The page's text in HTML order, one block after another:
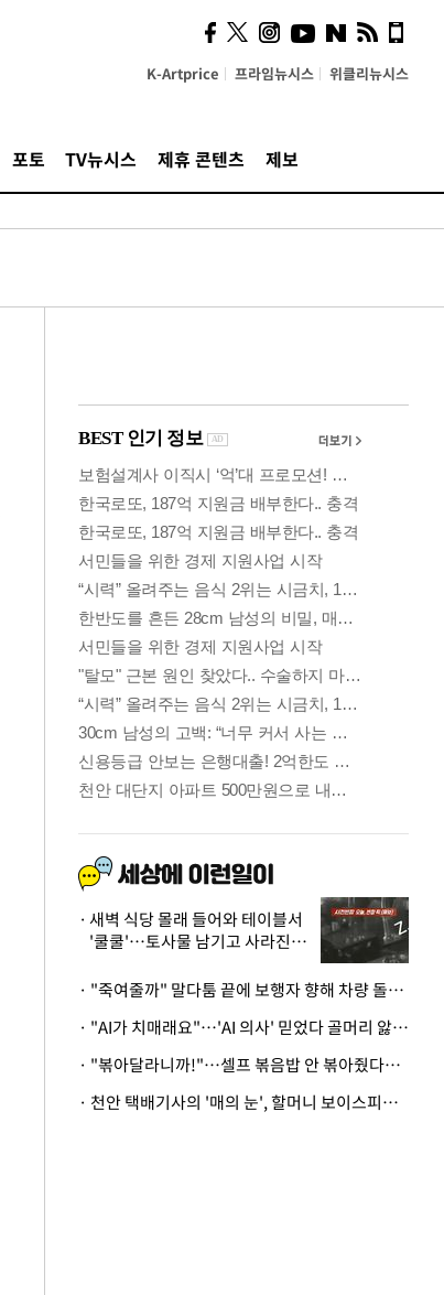
K-Artprice 프라임뉴시스 위클리뉴시스
포토 TV뉴시스 제휴 콘텐츠 제보
시, 스마트폰 액세서리에
NFC 더했다
새벽 식당 몰래 들어와 테이블서
'쿨쿨'…토사물 남기고 사라진 남
· "죽여줄까" 말다툼 끝에 보행자 향해 차량 돌진…50대 여성 중상
· "AI가 치매래요"…'AI 의사' 믿었다 골머리 앓는 美 의료계 '경고'
· "볶아달라니까!"…셀프 볶음밥 안 볶아줬다고 사장 폭행한 손님
· 천안 택배기사의 '매의 눈', 할머니 보이스피싱 피해 막아